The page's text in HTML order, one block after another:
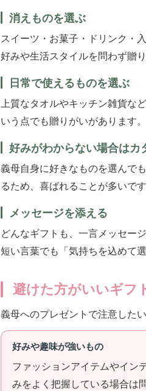
消えものを選ぶ
スイーツ・お菓子・ドリンク・
好みや生活スタイルを問わず贈
日常で使えるものを選ぶ
上質なタオルやキッチン雑貨な
いう点でも贈りがいがあります。
好みがわからない場合はカ
義母自身に好きなものを選んで
るため、喜ばれることが多いです
メッセージを添える
どんなギフトも、一言メッセー
短い言葉でも「気持ちを込めて
避けた方がいいギフ
義母へのプレゼントで注意した
好みや趣味が強いもの
ファッションアイテムやイン
みをよく把握している場合は